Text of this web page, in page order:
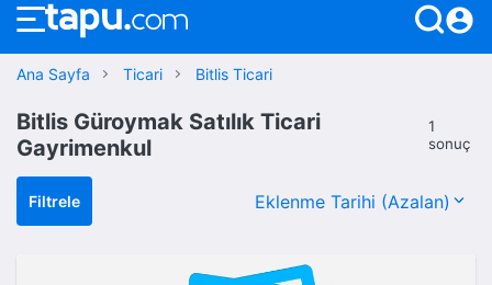
account_circle
Ana Sayfa Ticari Bitlis Ticari
Bitlis Güroymak Satılık Ticari
Gayrimenkul
1
sonuç
Filtrele